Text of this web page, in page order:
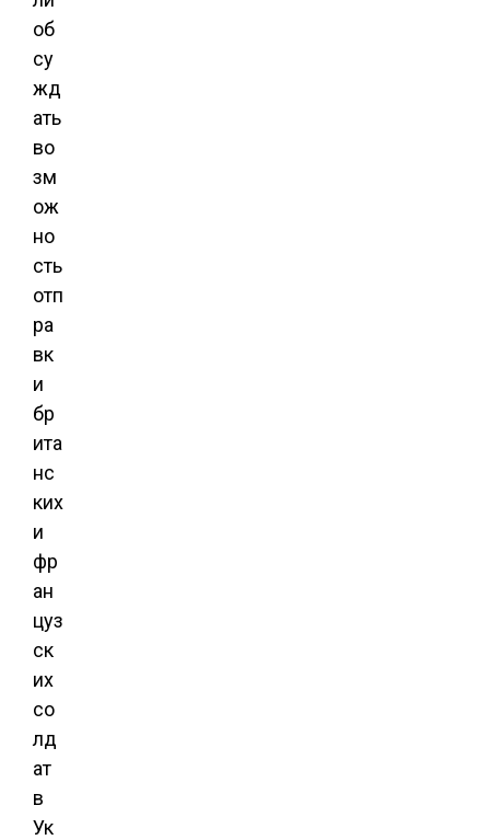
об
су
жд
ать
во
зм
ож
но
сть
отп
ра
вк
и
бр
ита
нс
ких
и
фр
ан
цуз
ск
их
со
лд
ат
в
Ук